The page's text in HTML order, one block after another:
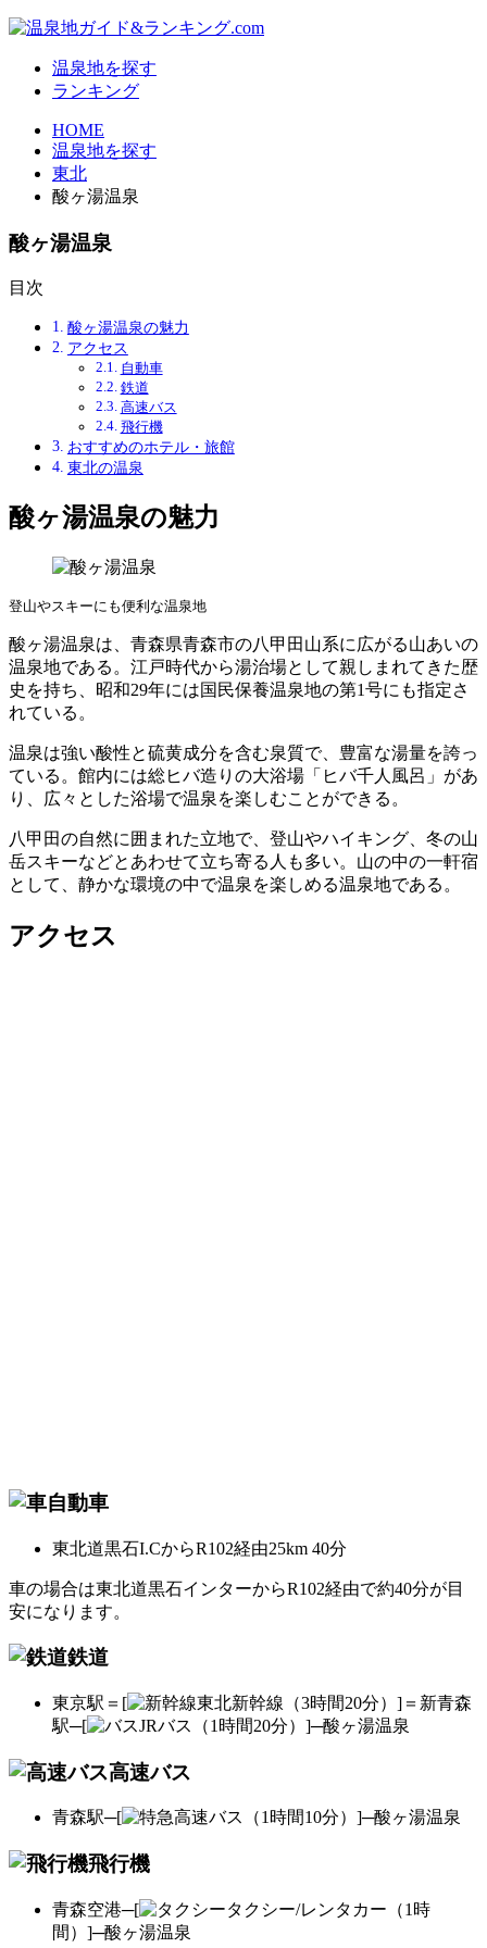
温泉地を探す
ランキング
HOME
温泉地を探す
東北
酸ヶ湯温泉
酸ヶ湯温泉
目次
酸ヶ湯温泉の魅力
アクセス
自動車
鉄道
高速バス
飛行機
おすすめのホテル・旅館
東北の温泉
酸ヶ湯温泉の魅力
登山やスキーにも便利な温泉地
酸ヶ湯温泉は、青森県青森市の八甲田山系に広がる山あいの
温泉地である。江戸時代から湯治場として親しまれてきた歴
史を持ち、昭和29年には国民保養温泉地の第1号にも指定さ
れている。
温泉は強い酸性と硫黄成分を含む泉質で、豊富な湯量を誇っ
ている。館内には総ヒバ造りの大浴場「ヒバ千人風呂」があ
り、広々とした浴場で温泉を楽しむことができる。
八甲田の自然に囲まれた立地で、登山やハイキング、冬の山
岳スキーなどとあわせて立ち寄る人も多い。山の中の一軒宿
として、静かな環境の中で温泉を楽しめる温泉地である。
アクセス
自動車
東北道黒石I.CからR102経由25km 40分
車の場合は東北道黒石インターからR102経由で約40分が目
安になります。
鉄道
東京駅＝[
東北新幹線（3時間20分）]＝新青森
駅─[
JRバス（1時間20分）]─酸ヶ湯温泉
高速バス
青森駅─[ 高速バス（1時間10分）]─酸ヶ湯温泉
飛行機
青森空港─[
タクシー/レンタカー（1時
間）]─酸ヶ湯温泉